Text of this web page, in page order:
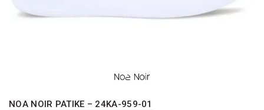
NOA NOIR PATIKE – 24KA-959-01